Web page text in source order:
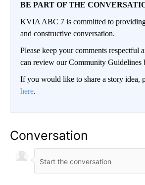
BE PART OF THE
KVIA ABC 7 is committed to
and constructive conversation.
Please keep your comments respectful
can review our Community Guidelines
If you would like to share a story idea,
here.
Conversation